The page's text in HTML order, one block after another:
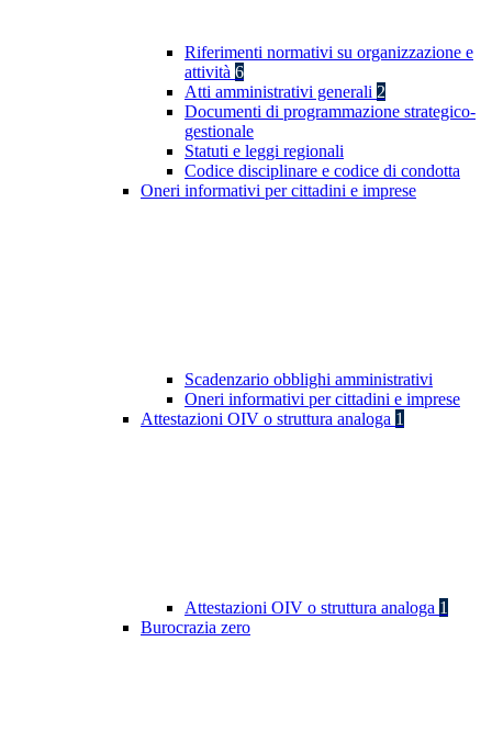
Riferimenti normativi su organizzazione e
attività 6
Atti amministrativi generali 2
Documenti di programmazione strategico-
gestionale
Statuti e leggi regionali
Codice disciplinare e codice di condotta
Oneri informativi per cittadini e imprese
Scadenzario obblighi amministrativi
Oneri informativi per cittadini e imprese
Attestazioni OIV o struttura analoga 1
Attestazioni OIV o struttura analoga 1
Burocrazia zero